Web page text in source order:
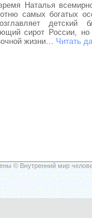
Наталья
самых богатых
детский
сирот России, но
жизни… Читать
© Внутренний мир